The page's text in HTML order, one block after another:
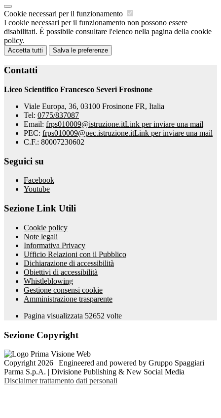
Cookie necessari per il funzionamento
I cookie necessari per il funzionamento non possono essere
disabilitati. È possibile consultare l'elenco nella pagina della cookie
policy.
Accetta tutti Salva le preferenze
Contatti
Liceo Scientifico Francesco Severi Frosinone
Viale Europa, 36, 03100 Frosinone FR, Italia
Tel: 0775/837087
Email: frps010009@istruzione.itLink per inviare una mail
PEC: frps010009@pec.istruzione.itLink per inviare una mail
C.F.: 80007230602
Seguici su
Facebook
Youtube
Sezione Link Utili
Cookie policy
Note legali
Informativa Privacy
Ufficio Relazioni con il Pubblico
Dichiarazione di accessibilità
Obiettivi di accessibilità
Whistleblowing
Gestione consensi cookie
Amministrazione trasparente
Pagina visualizzata 52652 volte
Sezione Copyright
Copyright 2026 | Engineered and powered by Gruppo Spaggiari
Parma S.p.A. | Divisione Publishing & New Social Media
Disclaimer trattamento dati personali